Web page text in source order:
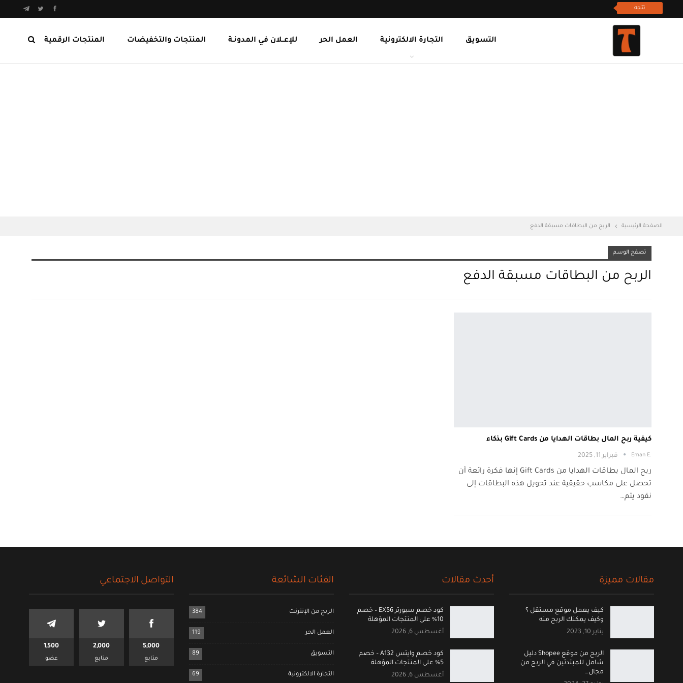
تتجه
المنتجات الرقمية المنتجات والتخفيضات للإعــلان في المدونـة العمل الحر التجارة الالكترونية التسويق
الصفحة الرئيسية الربح من البطاقات مسبقة الدفع
تصفح الوسم
الربح من البطاقات مسبقة الدفع
كيفية ربح المال بطاقات الهدايا من Gift Cards بذكاء
.Eman E فبراير 11, 2025
ربح المال بطاقات الهدايا من Gift Cards إنها فكرة رائعة أن
تحصل على مكاسب حقيقية عند تحويل هذه البطاقات إلى
نقود يتم…
مقالات مميزة
كيف يعمل موقع مستقل ؟
وكيف يمكنك الربح منه
يناير 10, 2023
الربح من موقع Shopee دليل
شامل للمبتدئين في الربح من
مجال…
أحدث مقالات
كود خصم سبورتر EX56 – خصم
10% على المنتجات المؤهلة
أغسطس 6, 2026
كود خصم وايتس A132 – خصم
5% على المنتجات المؤهلة
أغسطس 6, 2026
الفئات الشائعة
الربح من الإنترنت 384
العمل الحر 119
التسويق 89
التجارة الالكترونية 69
التواصل الاجتماعي
5,000
متابع
2,000
متابع
1,500
عضو